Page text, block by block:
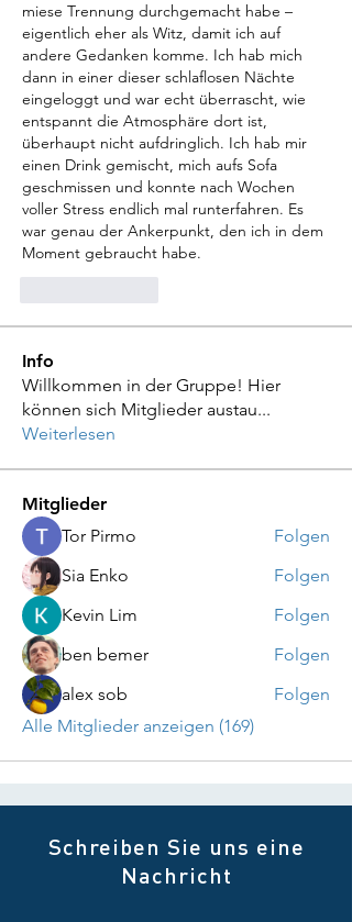
miese Trennung durchgemacht habe –
eigentlich eher als Witz, damit ich auf
andere Gedanken komme. Ich hab mich
dann in einer dieser schlaflosen Nächte
eingeloggt und war echt überrascht, wie
entspannt die Atmosphäre dort ist,
überhaupt nicht aufdringlich. Ich hab mir
einen Drink gemischt, mich aufs Sofa
geschmissen und konnte nach Wochen
voller Stress endlich mal runterfahren. Es
war genau der Ankerpunkt, den ich in dem
Moment gebraucht habe.
Info
Willkommen in der Gruppe! Hier
können sich Mitglieder austau...
Weiterlesen
Mitglieder
Tor Pirmo
Folgen
Sia Enko
Folgen
Kevin Lim
Folgen
ben bemer
Folgen
alex sob
Folgen
Alle Mitglieder anzeigen (169)
Schreiben Sie uns eine
Nachricht